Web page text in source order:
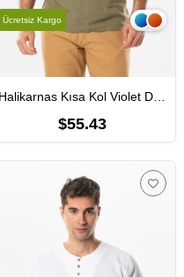
Halikarnas Kısa Kol Violet Düğme Detaylı Erkek Yazlık Tshirt Haki Hk
$55.43
Ücretsiz Kargo